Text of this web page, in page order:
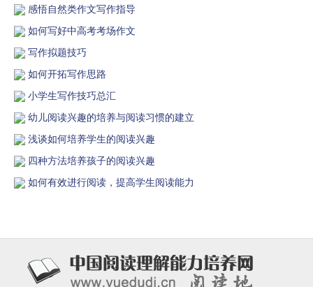
感悟自然类作文写作指导
如何写好中高考考场作文
写作拟题技巧
如何开拓写作思路
小学生写作技巧总汇
幼儿阅读兴趣的培养与阅读习惯的建立
浅谈如何培养学生的阅读兴趣
四种方法培养孩子的阅读兴趣
如何有效进行阅读，提高学生阅读能力